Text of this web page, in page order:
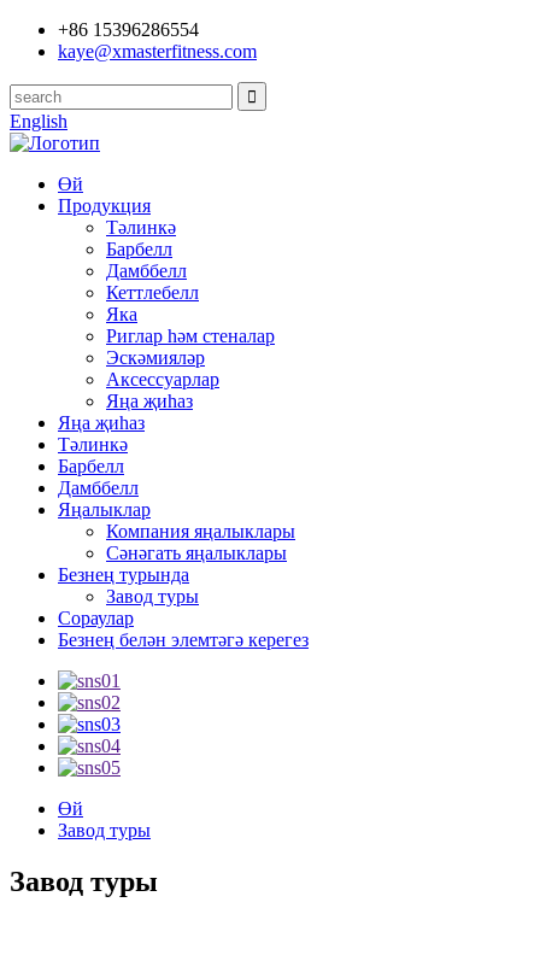
+86 15396286554
kaye@xmasterfitness.com
English
Өй
Продукция
Тәлинкә
Барбелл
Дамббелл
Кеттлебелл
Яка
Риглар һәм стеналар
Эскәмияләр
Аксессуарлар
Яңа җиһаз
Яңа җиһаз
Тәлинкә
Барбелл
Дамббелл
Яңалыклар
Компания яңалыклары
Сәнәгать яңалыклары
Безнең турында
Завод туры
Сораулар
Безнең белән элемтәгә керегез
Өй
Завод туры
Завод туры